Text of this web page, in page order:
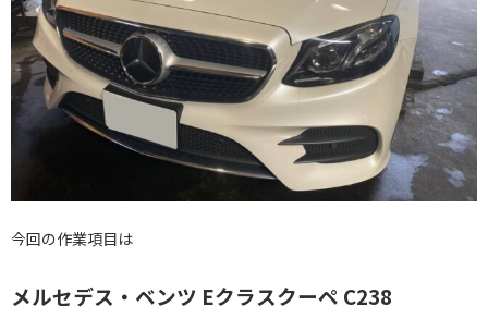
今回の作業項目は
メルセデス・ベンツ Eクラスクーペ C238